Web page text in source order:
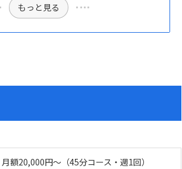
もっと見る
月額20,000円〜（45分コース・週1回）